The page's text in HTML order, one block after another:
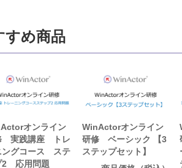
すめ商品
オンライン
実践講座 トレ
ングコース ステ
2 応用問題
WinActorオンライン
研修 ベーシック 【3
ステップセット】